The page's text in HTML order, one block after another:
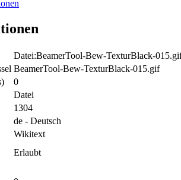
Datei:BeamerTool-Bew-TexturBlack-
BeamerTool-Bew-TexturBlack-015.gif
0
Datei
1304
de - Deutsch
Wikitext
Erlaubt